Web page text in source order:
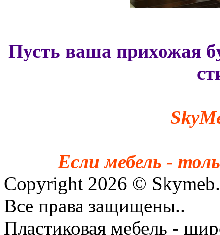
Пусть ваша прихожая
Если мебель -
Copyright 2026 ©
Все права защищены..
Пластиковая мебель -